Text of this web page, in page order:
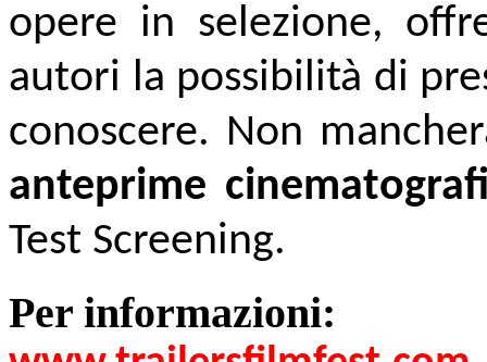
opere in selezione,
autori la possibilità di
conoscere. Non
anteprime
Test Screening.
Per informazioni: